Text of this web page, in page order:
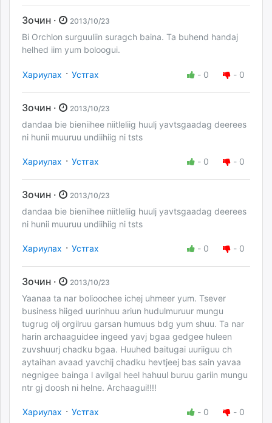
Зочин · 2013/10/23
Bi Orchlon surguuliin suragch baina. Ta buhend handaj
helhed iim yum boloogui.
Хариулах · Устгах - 0 - 0
Зочин · 2013/10/23
dandaa bie bieniihee niitleliig huulj yavtsgaadag deerees
ni hunii muuruu undiihiig ni tsts
Хариулах · Устгах - 0 - 0
Зочин · 2013/10/23
dandaa bie bieniihee niitleliig huulj yavtsgaadag deerees
ni hunii muuruu undiihiig ni tsts
Хариулах · Устгах - 0 - 0
Зочин · 2013/10/23
Yaanaa ta nar bolioochee ichej uhmeer yum. Tsever
business hiiged uurinhuu ariun hudulmuruur mungu
tugrug olj orgilruu garsan humuus bdg yum shuu. Ta nar
harin archaaguidee ingeed yavj bgaa gedgee huleen
zuvshuurj chadku bgaa. Huuhed baitugai uuriiguu ch
aytaihan avaad yavchij chadku hevtjeej bas sain yavaa
negnigee bainga l avilgal heel hahuul buruu gariin mungu
ntr gj doosh ni helne. Archaagui!!!!
Хариулах · Устгах - 0 - 0